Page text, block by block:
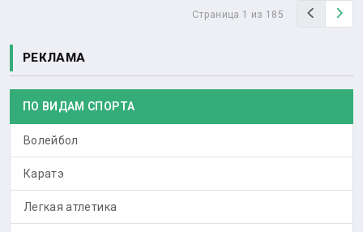
Страница 1 из 185 Назад
РЕКЛАМА
ПО ВИДАМ СПОРТА
Волейбол
Каратэ
Легкая атлетика